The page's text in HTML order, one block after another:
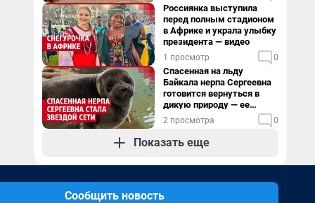
Россиянка выступила
перед полным стадионом
в Африке и украла улыбку
президента — видео
1 просмотр 0
Спасенная на льду
Байкала нерпа Сергеевна
готовится вернуться в
дикую природу — ее
видеоистория
2 просмотра 0
Показать еще
Сообщить новость